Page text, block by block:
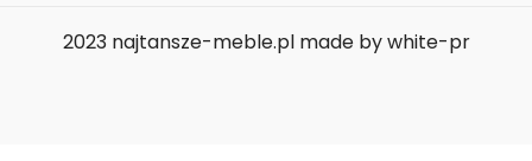
2023 najtansze-meble.pl made by white-pr